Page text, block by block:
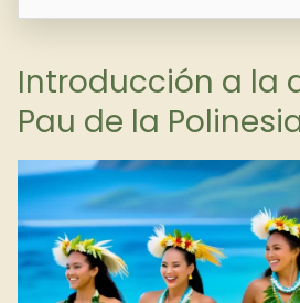
Introducción a la
Pau de la